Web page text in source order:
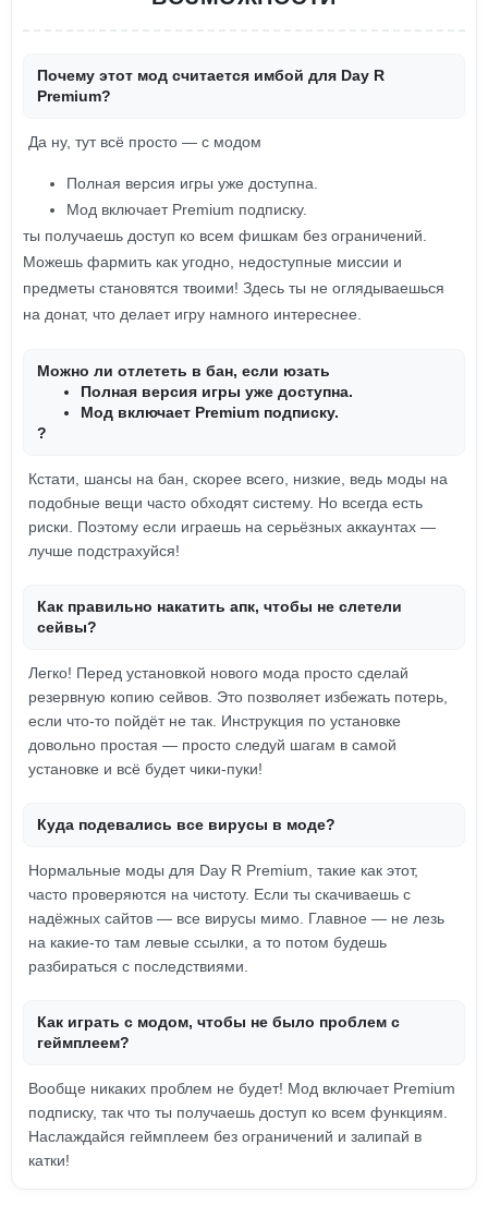
Почему этот мод считается имбой для Day R
Premium?
Да ну, тут всё просто — с модом
Полная версия игры уже доступна.
Мод включает Premium подписку.
ты получаешь доступ ко всем фишкам без ограничений.
Можешь фармить как угодно, недоступные миссии и
предметы становятся твоими! Здесь ты не оглядываешься
на донат, что делает игру намного интереснее.
Можно ли отлететь в бан, если юзать
Полная версия игры уже доступна.
Мод включает Premium подписку.
?
Кстати, шансы на бан, скорее всего, низкие, ведь моды на
подобные вещи часто обходят систему. Но всегда есть
риски. Поэтому если играешь на серьёзных аккаунтах —
лучше подстрахуйся!
Как правильно накатить апк, чтобы не слетели
сейвы?
Легко! Перед установкой нового мода просто сделай
резервную копию сейвов. Это позволяет избежать потерь,
если что-то пойдёт не так. Инструкция по установке
довольно простая — просто следуй шагам в самой
установке и всё будет чики-пуки!
Куда подевались все вирусы в моде?
Нормальные моды для Day R Premium, такие как этот,
часто проверяются на чистоту. Если ты скачиваешь с
надёжных сайтов — все вирусы мимо. Главное — не лезь
на какие-то там левые ссылки, а то потом будешь
разбираться с последствиями.
Как играть с модом, чтобы не было проблем с
геймплеем?
Вообще никаких проблем не будет! Мод включает Premium
подписку, так что ты получаешь доступ ко всем функциям.
Наслаждайся геймплеем без ограничений и залипай в
катки!